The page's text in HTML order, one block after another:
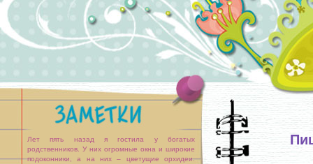
Лет пять назад я гостила у богатых
родственников. У них огромные окна и широкие
подоконники, а на них – цветущие орхидеи.